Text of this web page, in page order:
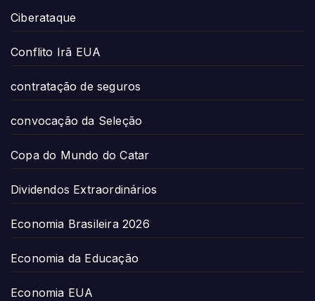
Ciberataque
Conflito Irã EUA
contratação de seguros
convocação da Seleção
Copa do Mundo do Catar
Dividendos Extraordinários
Economia Brasileira 2026
Economia da Educação
Economia EUA